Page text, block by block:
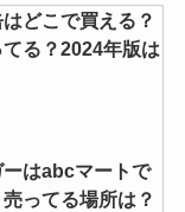
どこで買える？
る？2024年版は
はabcマートで
ってる場所は？